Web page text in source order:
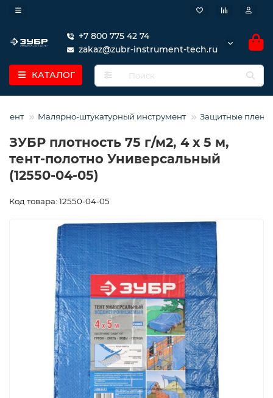
+7 800 775 42 74
zakaz@zubr-instrument-tech.ru
КАТАЛОГ
Малярно-штукатурный инструмент Защитные
ЗУБР плотность 75 г/м2, 4 х 5 м,
тент-полотно Универсальный
(12550-04-05)
Код товара: 12550-04-05